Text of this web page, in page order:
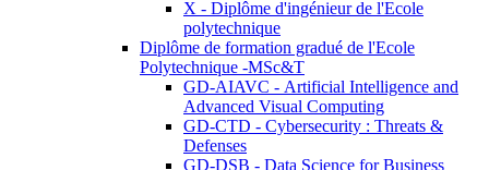
X - Diplôme d'ingénieur de l'Ecole
polytechnique
Diplôme de formation gradué de l'Ecole
Polytechnique -MSc&T
GD-AIAVC - Artificial Intelligence and
Advanced Visual Computing
GD-CTD - Cybersecurity : Threats &
Defenses
GD-DSB - Data Science for Business